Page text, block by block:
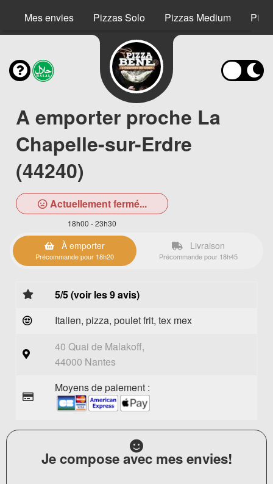
Mes envies Pizzas Solo Pizzas Medium
A emporter proche La
Chapelle-sur-Erdre
(44240)
Actuellement fermé...
18h00 - 23h30
À emporter
Précommande pour 18h20
Livraison
Précommande pour 18h45
5/5 (voir les 9 avis)
Italien, pizza, poulet frit, tex mex
40 Quai de Malakoff,
44000 Nantes
Moyens de paiement :
Je compose avec mes envies!